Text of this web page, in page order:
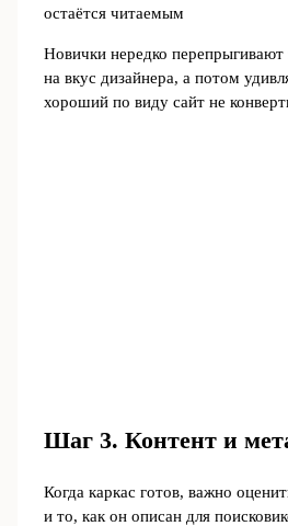
остаётся читаемым
Новички нередко перепрыгивают
на вкус дизайнера, а потом
хороший по виду сайт не
Шаг 3. Контент и
Когда каркас готов, важно
и то, как он описан для